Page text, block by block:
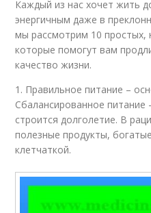
Каждый из нас хочет жить
энергичным даже в
мы рассмотрим 10 простых,
которые помогут вам
качество жизни.
1. Правильное питание –
Сбалансированное
строится долголетие. В
полезные продукты,
клетчаткой.